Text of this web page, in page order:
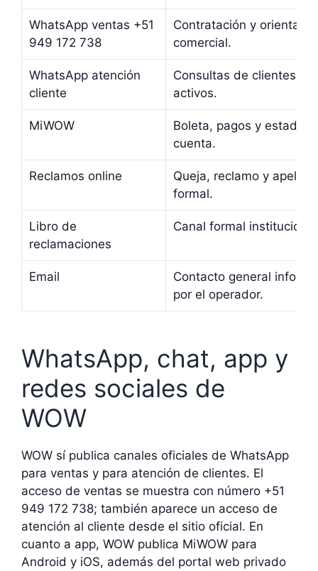
WhatsApp ventas +51
949 172 738
Contratación y
comercial.
WhatsApp atención
cliente
Consultas de clientes
activos.
MiWOW
Boleta, pagos y estado
cuenta.
Reclamos online
Queja, reclamo y
formal.
Libro de
reclamaciones
Canal formal
Email
Contacto general
por el operador.
WhatsApp, chat, app y
redes sociales de
WOW
WOW sí publica canales oficiales de WhatsApp
para ventas y para atención de clientes. El
acceso de ventas se muestra con número +51
949 172 738; también aparece un acceso de
atención al cliente desde el sitio oficial. En
cuanto a app, WOW publica MiWOW para
Android y iOS, además del portal web privado